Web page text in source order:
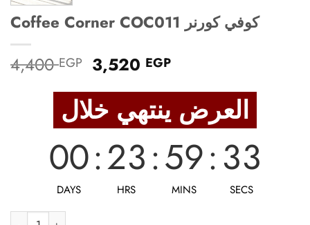
Coffee Corner COC011 كوفي كورنر
4,400EGP Original
price
was:
4,400 EGP.
3,520 EGPCurrent
is:
3,520 EGP.
00
DAYS
:23
HRS
:59
MINS
:31
SECS